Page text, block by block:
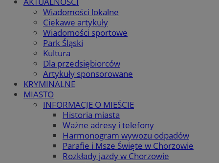
Wiadomości lokalne
Ciekawe artykuły
Wiadomości sportowe
Park Śląski
Kultura
Dla przedsiębiorców
Artykuły sponsorowane
KRYMINALNE
MIASTO
INFORMACJE O MIEŚCIE
Historia miasta
Ważne adresy i telefony
Harmonogram wywozu odpadów
Parafie i Msze Święte w Chorzowie
Rozkłady jazdy w Chorzowie